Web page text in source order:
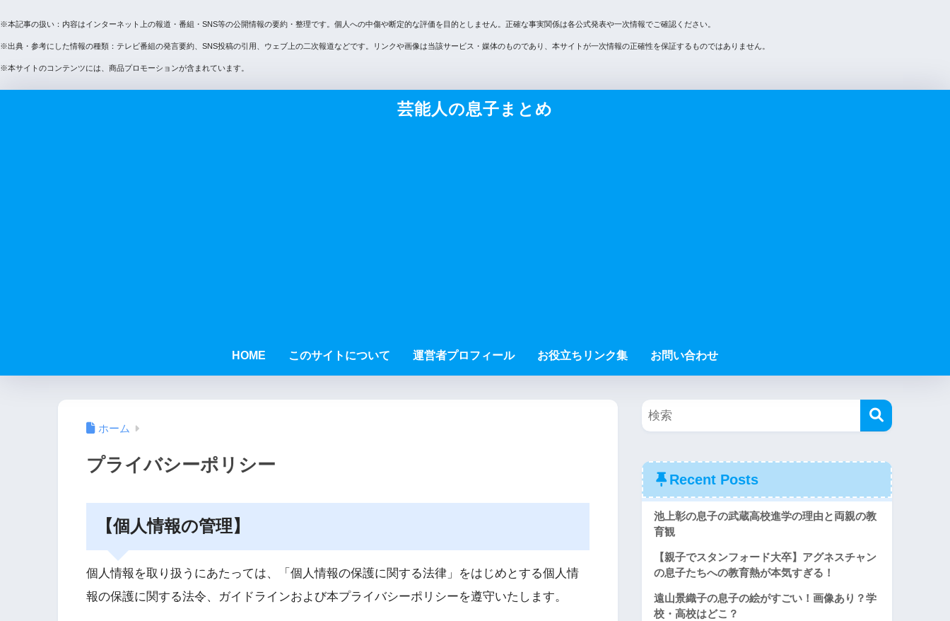
※本記事の扱い：内容はインターネット上の報道・番組・SNS等の公開情報の要約・整理です。個人への中傷や断定的な評価を目的としません。正確な事実関係は各公式発表や一次情報でご確認ください。
※出典・参考にした情報の種類：テレビ番組の発言要約、SNS投稿の引用、ウェブ上の二次報道などです。リンクや画像は当該サービス・媒体のものであり、本サイトが一次情報の正確性を保証するものではありません。
※本サイトのコンテンツには、商品プロモーションが含まれています。
芸能人の息子まとめ
HOME このサイトについて 運営者プロフィール お役立ちリンク集 お問い合わせ
ホーム
プライバシーポリシー
【個人情報の管理】
個人情報を取り扱うにあたっては、「個人情報の保護に関する法律」をはじめとする個人情
報の保護に関する法令、ガイドラインおよび本プライバシーポリシーを遵守いたします。
Recent Posts
池上彰の息子の武蔵高校進学の理由と両親の教
育観
【親子でスタンフォード大卒】アグネスチャン
の息子たちへの教育熱が本気すぎる！
遠山景織子の息子の絵がすごい！画像あり？学
校・高校はどこ？